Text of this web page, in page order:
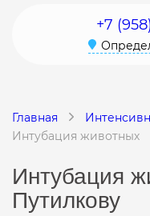
+7
Главная
Интубация животных
Интубация
Путилкову